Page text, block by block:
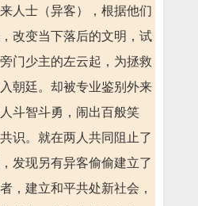
人士（异客），根据他们
改变当下落后的文明，试
门少主的左云起，为拯救
朝廷。却被专业鉴别外来
斗智斗勇，闹出百般笑
识。就在两人共同阻止了
发现另有异客偷偷建立了
，建立和平共处新社会，